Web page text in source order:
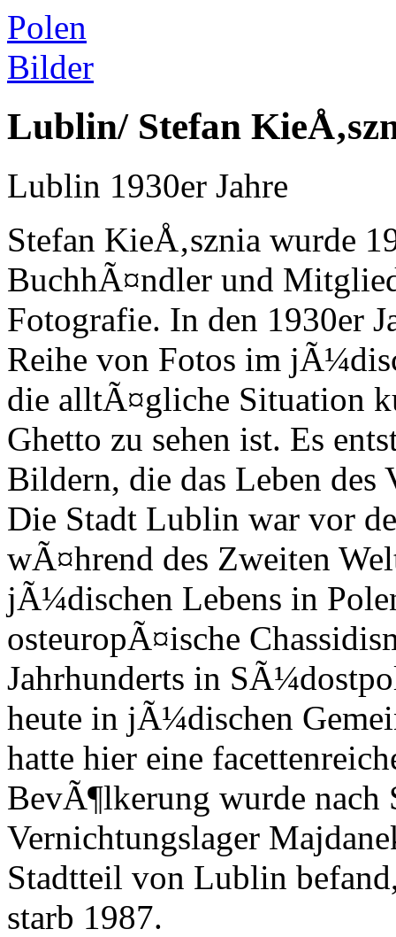
Polen
Bilder
Lublin/ Stefan
Lublin 1930er Jahre
Stefan KieÅ‚sznia wurde
BuchhÃ¤ndler und
Fotografie. In den 1930er
Reihe von Fotos im
die alltÃ¤gliche Situation
Ghetto zu sehen ist. Es
Bildern, die das Leben
Die Stadt Lublin war vor
wÃ¤hrend des Zweiten
jÃ¼dischen Lebens in
osteuropÃ¤ische
Jahrhunderts in
heute in jÃ¼dischen
hatte hier eine
BevÃ¶lkerung wurde
Vernichtungslager
Stadtteil von Lublin
starb 1987.